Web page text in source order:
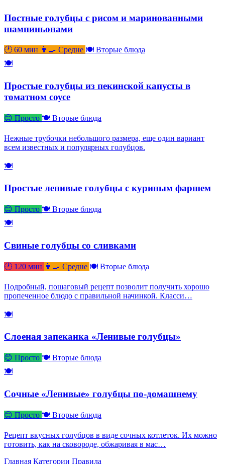
Постные голубцы с рисом и маринованными
шампиньонами
🕐 60 мин 👨‍🍳 Средне 🍽 Вторые блюда
🍽
Простые голубцы из пекинской капусты в
томатном соусе
😊 Просто 🍽 Вторые блюда
Нежные трубочки небольшого размера, еще один вариант
всем известных и популярных голубцов.
🍽
Простые ленивые голубцы с куриным фаршем
😊 Просто 🍽 Вторые блюда
🍽
Свиные голубцы со сливками
🕐 120 мин 👨‍🍳 Средне 🍽 Вторые блюда
Подробный, пошаговый рецепт позволит получить хорошо
пропеченное блюдо с правильной начинкой. Класси…
🍽
Слоеная запеканка «Ленивые голубцы»
😊 Просто 🍽 Вторые блюда
🍽
Сочные «Ленивые» голубцы по-домашнему
😊 Просто 🍽 Вторые блюда
Рецепт вкусных голубцов в виде сочных котлеток. Их можно
готовить, как на сковороде, обжаривая в мас…
Главная Категории Правила